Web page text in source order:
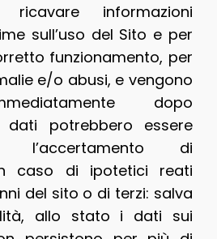
informazioni
sull’uso del Sito e per
funzionamento, per
e/o abusi, e vengono
dopo
dati potrebbero essere
l’accertamento di
caso di ipotetici reati
del sito o di terzi: salva
allo stato i dati sui